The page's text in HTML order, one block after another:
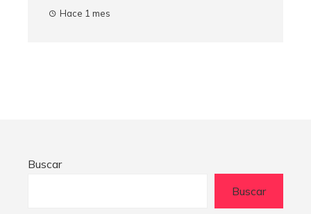
Hace 1 mes
Buscar
Buscar